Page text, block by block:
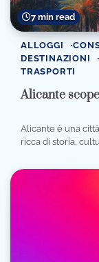
7 min read
ALLOGGI
DESTINAZIONI
TRASPORTI
Alicante
Alicante è una
ricca di storia,